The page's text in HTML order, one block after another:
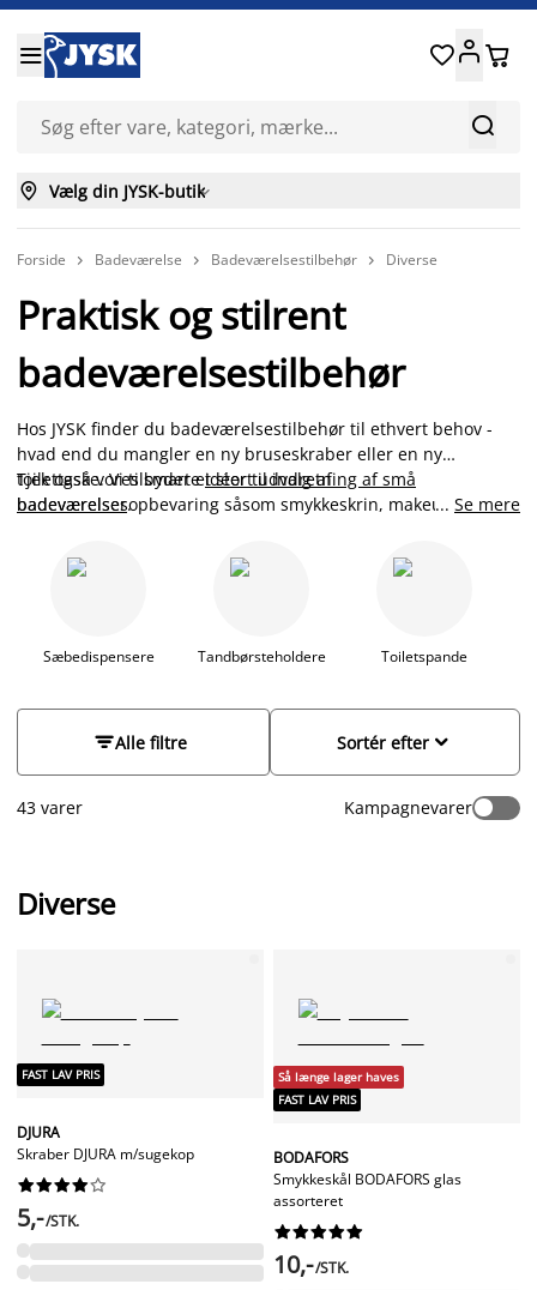


 
 Vælg din JYSK-butik
Forside  Badeværelse  Badeværelsestilbehør  Diverse
Praktisk og stilrent
badeværelsestilbehør
Hos JYSK finder du badeværelsestilbehør til ethvert behov -
hvad end du mangler en ny bruseskraber eller en ny
toilettaske. Vi tilbyder et stort udvalg af
badeværelsesopbevaring såsom smykkeskrin, makeup-
badeværelse praktisk og funktionelt, men med tilbehør der
passer til din indretningsstil. Hvad end du er til det moderne
både hår, negle og badet, samt toiletrulleholder,
håret, bakker og skåle. Gå på opdagelse i vores sortiment, og
find et godt tilbud.
Tjek også vores smarteidéer til indretning af små
badeværelser. ... Se mere
Sæbedispensere Tandbørsteholdere Toiletspande
Alle filtre 
Sortér efter
43 varer Kampagnevarer
Diverse
FAST LAV PRIS
DJURA
Skraber DJURA m/sugekop






5,-/STK.
Så længe lager haves
FAST LAV PRIS
BODAFORS
Smykkeskål BODAFORS glas
assorteret






10,-/STK.